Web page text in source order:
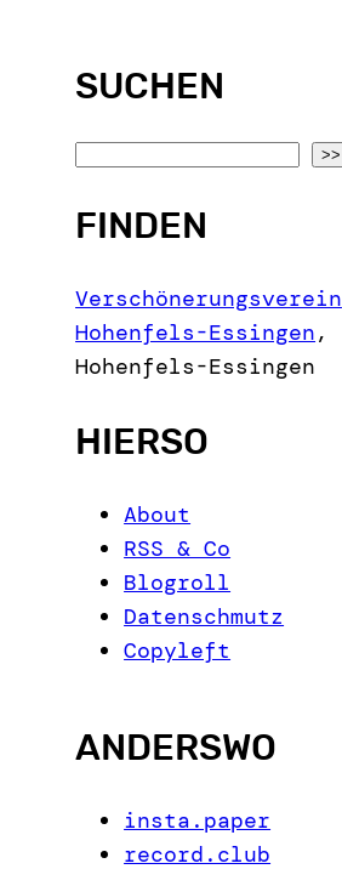
SUCHEN
a
c
h
>>
FINDEN
Verschönerungsverein
Hohenfels-Essingen,
Hohenfels-Essingen
HIERSO
About
RSS & Co
Blogroll
Datenschmutz
Copyleft
ANDERSWO
insta.paper
record.club